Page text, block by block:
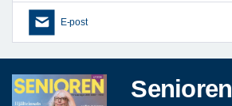
E-post
Senioren